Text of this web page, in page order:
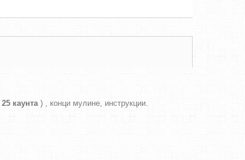
25 каунта) , конци мулине, инструкции.